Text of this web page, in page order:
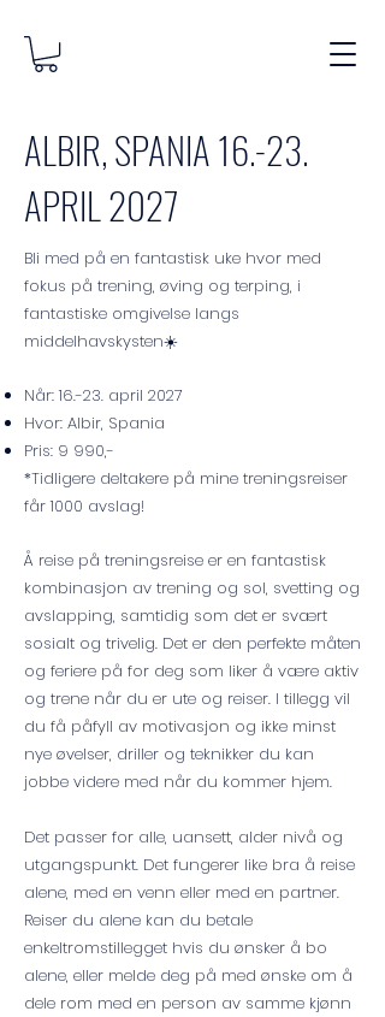
ALBIR, SPANIA 16.-23.
APRIL 2027
Bli med på en fantastisk uke hvor med
fokus på trening, øving og terping, i
fantastiske omgivelse langs
middelhavskysten☀️
Når: 16.-23. april 2027
Hvor: Albir, Spania
Pris: 9 990,-
*Tidligere deltakere på mine treningsreiser
får 1000 avslag!
Å reise på treningsreise er en fantastisk
kombinasjon av trening og sol, svetting og
avslapping, samtidig som det er svært
sosialt og trivelig. Det er den perfekte måten
og feriere på for deg som liker å være aktiv
og trene når du er ute og reiser. I tillegg vil
du få påfyll av motivasjon og ikke minst
nye øvelser, driller og teknikker du kan
jobbe videre med når du kommer hjem.
Det passer for alle, uansett, alder nivå og
utgangspunkt. Det fungerer like bra å reise
alene, med en venn eller med en partner.
Reiser du alene kan du betale
enkeltromstillegget hvis du ønsker å bo
alene, eller melde deg på med ønske om å
dele rom med en person av samme kjønn